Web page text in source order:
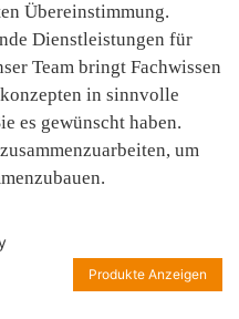
Übereinstimmung.
Dienstleistungen für
Team bringt Fachwissen
in sinnvolle
es gewünscht haben.
um
Produkte Anzeigen